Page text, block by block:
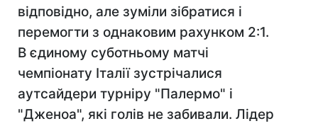
відповідно, але зуміли зібратися і
перемогти з однаковим рахунком 2:1.
В єдиному суботньому матчі
чемпіонату Італії зустрічалися
аутсайдери турніру "Палермо" і
"Дженоа", які голів не забивали. Лідер